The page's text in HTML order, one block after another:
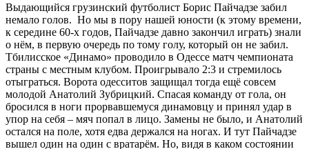
Выдающийся грузинский футболист Борис Пайчадзе забил
немало голов. Но мы в пору нашей юности (к этому времени,
к середине 60-х годов, Пайчадзе давно закончил играть) знали
о нём, в первую очередь по тому голу, который он не забил.
Тбилисское «Динамо» проводило в Одессе матч чемпионата
страны с местным клубом. Проигрывало 2:3 и стремилось
отыграться. Ворота одесситов защищал тогда ещё совсем
молодой Анатолий Зубрицкий. Спасая команду от гола, он
бросился в ноги прорвавшемуся динамовцу и принял удар в
упор на себя – мяч попал в лицо. Замены не было, и Анатолий
остался на поле, хотя едва держался на ногах. И тут Пайчадзе
вышел один на один с вратарём. Но, видя в каком состоянии